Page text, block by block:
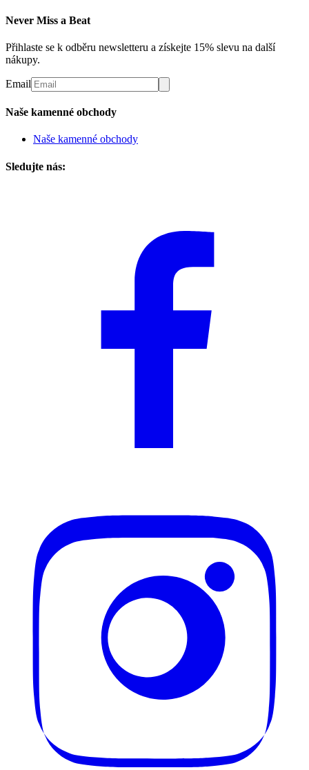
Never Miss a Beat
Přihlaste se k odběru newsletteru a získejte 15% slevu na další
nákupy.
Email
Naše kamenné obchody
Naše kamenné obchody
Sledujte nás: